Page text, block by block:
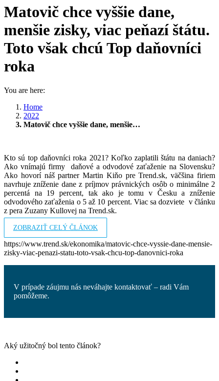
Matovič chce vyššie dane,
menšie zisky, viac peňazí štátu.
Toto však chcú Top daňovníci
roka
You are here:
Home
2022
Matovič chce vyššie dane, menšie…
Kto sú top daňovníci roka 2021? Koľko zaplatili štátu na daniach?
Ako vnímajú firmy daňové a odvodové zaťaženie na Slovensku?
Ako hovorí náš partner Martin Kiňo pre Trend.sk, väčšina firiem
navrhuje zníženie dane z príjmov právnických osôb o minimálne 2
percentá na 19 percent, tak ako je tomu v Česku a zníženie
odvodového zaťaženia o 5 až 10 percent. Viac sa dozviete v článku
z pera Zuzany Kullovej na Trend.sk.
ZOBRAZIŤ CELÝ ČLÁNOK
https://www.trend.sk/ekonomika/matovic-chce-vyssie-dane-mensie-
zisky-viac-penazi-statu-toto-vsak-chcu-top-danovnici-roka
V prípade záujmu nás neváhajte kontaktovať – radi Vám
pomôžeme.
Aký užitočný bol tento článok?